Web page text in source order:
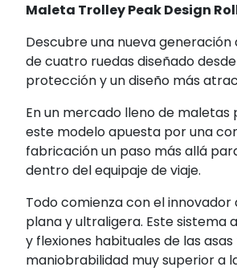
Maleta Trolley Peak Design
Descubre una nueva
de cuatro ruedas diseñado
protección y un diseño más
En un mercado lleno de
este modelo apuesta por una
fabricación un paso más allá
dentro del equipaje de viaje.
Todo comienza con el
plana y ultraligera. Este sistema
y flexiones habituales de las
maniobrabilidad muy superior a